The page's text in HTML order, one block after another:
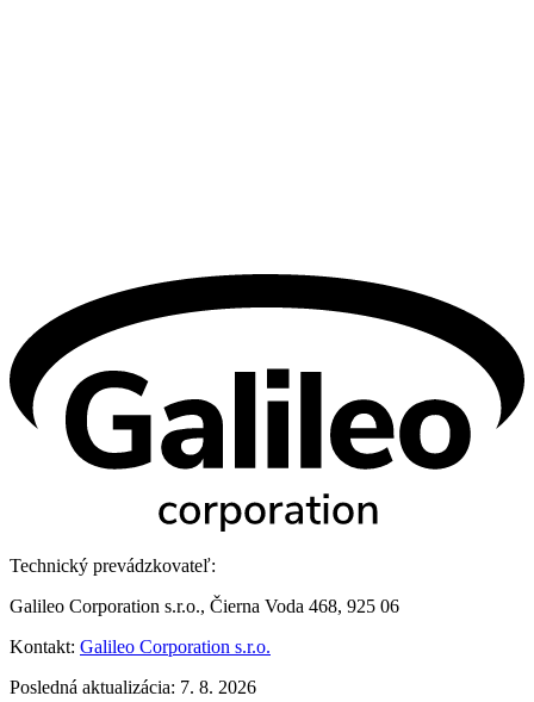
Technický prevádzkovateľ:
Galileo Corporation s.r.o., Čierna Voda 468, 925 06
Kontakt: Galileo Corporation s.r.o.
Posledná aktualizácia: 7. 8. 2026